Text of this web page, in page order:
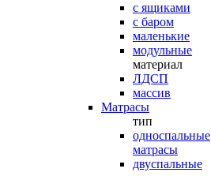
с ящиками
с баром
маленькие
модульные
материал
ЛДСП
массив
Матрасы
тип
односпальные
матрасы
двуспальные